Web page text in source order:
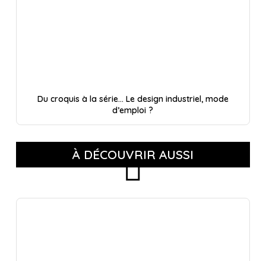
Du croquis à la série… Le design industriel, mode
d’emploi ?
À DÉCOUVRIR AUSSI